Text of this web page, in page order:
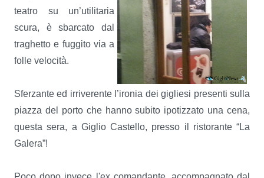
teatro su un’utilitaria
scura, è sbarcato dal
traghetto e fuggito via a
folle velocità.
Sferzante ed irriverente l’ironia dei gigliesi presenti sulla
piazza del porto che hanno subito ipotizzato una cena,
questa sera, a Giglio Castello, presso il ristorante “La
Galera”!